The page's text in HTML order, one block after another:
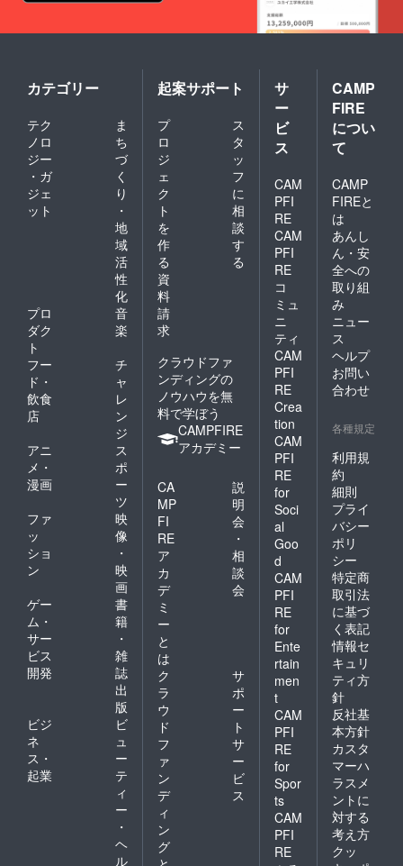
みつ
ロップ
ベーキ
ングパ
ウダー
戻等は
出来ま
せん。
て受付
を行
い、定
した場
合は受
付終了
となり
ます。
各日の
定員数
まして
はお答
えでき
ません
ので、
予めご
了承く
ださ
い。 ※
チケッ
トは必
ずお持
ちくだ
さい。
ご持参
なしの
事由に
ずサー
ビスの
ご提供
が出来
ん。(規
定の料
金をご
請求さ
せて頂
きま
す。) ※
チケッ
トは期
限迄に
必ずご
利用く
ださ
い。期
日を過
ぎたチ
ケット
はご利
用頂け
ん。 ※
チケッ
トの払
戻等は
カテゴリー
テク
ノロ
ジー
・ガ
ジェ
ット
ま
ち
づ
く
り
・
地
域
活
性
化
プロ
ダク
ト
音
楽
フー
ド・
飲食
店
チ
ャ
レ
ン
ジ
アニ
メ・
漫画
ス
ポ
ー
ツ
ファ
ッ
ショ
ン
映
像
・
映
画
ゲー
ム・
サー
ビス
開発
書
籍
・
雑
誌
出
版
ビジ
ネ
ス・
起業
ビ
ュ
ー
テ
ィ
ー
・
ヘ
ル
起案サポート
プ
ロ
ジ
ェ
ク
ト
を
作
る
ス
タ
ッ
フ
に
相
談
す
る
資
料
請
求
クラウドファ
ンディングの
ノウハウを無
料で学ぼう
CAMPFIRE
アカデミー
CA
MP
FI
RE
ア
カ
デ
ミ
ー
と
は
説
明
会
・
相
談
会
ク
ラ
ウ
ド
フ
ァ
ン
デ
ィ
ン
グ
サ
ポ
ー
ト
サ
ー
ビ
ス
サ
ー
ビ
ス
CAM
PFI
RE
CAM
PFI
RE
コ
ミュ
ニ
ティ
CAM
PFI
RE
Crea
tion
CAM
PFI
RE
for
Soci
al
Goo
d
CAM
PFI
RE
for
Ente
rtain
men
t
CAM
PFI
RE
for
Spor
ts
CAM
PFI
RE
CAMP
FIRE
につい
て
CAMP
FIREと
は
あんし
ん・安
全への
取り組
み
ニュー
ス
ヘルプ
お問い
合わせ
各種規定
利用規
約
細則
プライ
バシー
ポリ
シー
特定商
取引法
に基づ
く表記
情報セ
キュリ
ティ方
針
反社基
本方針
カスタ
マーハ
ラスメ
ントに
対する
考え方
クッ